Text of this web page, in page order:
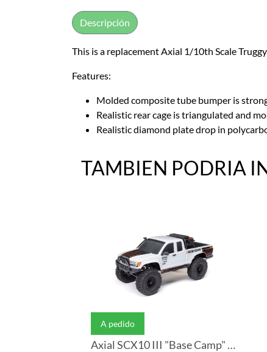
This is a replacement Axial 1/10th Scale
Features:
Molded composite tube bumper is
Realistic rear cage is triangulated and
Realistic diamond plate drop in
Descripción
TAMBIEN PODRIA
A pedido
Axial SCX10 III "Base Camp" RTR 4WD Trail Truck (White) w/SLT3 2.4GHz Radio